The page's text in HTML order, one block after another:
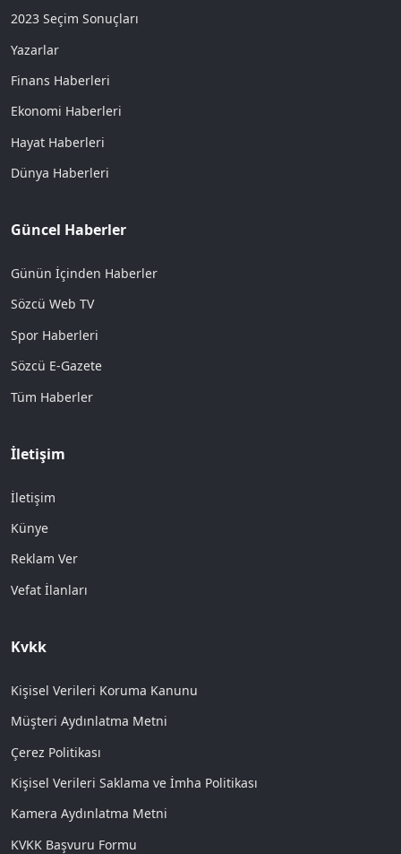
2023 Seçim Sonuçları
Yazarlar
Finans Haberleri
Ekonomi Haberleri
Hayat Haberleri
Dünya Haberleri
Güncel Haberler
Günün İçinden Haberler
Sözcü Web TV
Spor Haberleri
Sözcü E-Gazete
Tüm Haberler
İletişim
İletişim
Künye
Reklam Ver
Vefat İlanları
Kvkk
Kişisel Verileri Koruma Kanunu
Müşteri Aydınlatma Metni
Çerez Politikası
Kişisel Verileri Saklama ve İmha Politikası
Kamera Aydınlatma Metni
KVKK Başvuru Formu